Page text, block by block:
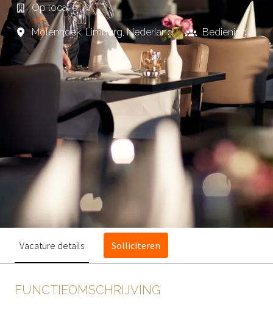
Op locatie
Molenhoek, Limburg, Nederland Bediening
Vacature details Solliciteren
FUNCTIEOMSCHRIJVING